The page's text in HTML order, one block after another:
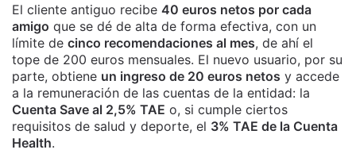
El cliente antiguo recibe 40 euros netos por cada
amigo que se dé de alta de forma efectiva, con un
límite de cinco recomendaciones al mes, de ahí el
tope de 200 euros mensuales. El nuevo usuario, por su
parte, obtiene un ingreso de 20 euros netos y accede
a la remuneración de las cuentas de la entidad: la
Cuenta Save al 2,5% TAE o, si cumple ciertos
requisitos de salud y deporte, el 3% TAE de la Cuenta
Health.